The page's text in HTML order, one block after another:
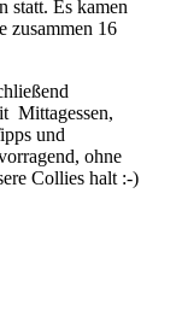
statt. Es kamen
zusammen 16
Mittagessen,
und
ohne
Collies halt :-)